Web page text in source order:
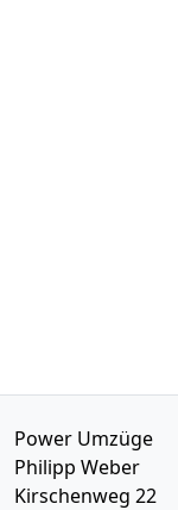
Power Umzüge
Philipp Weber
Kirschenweg 22